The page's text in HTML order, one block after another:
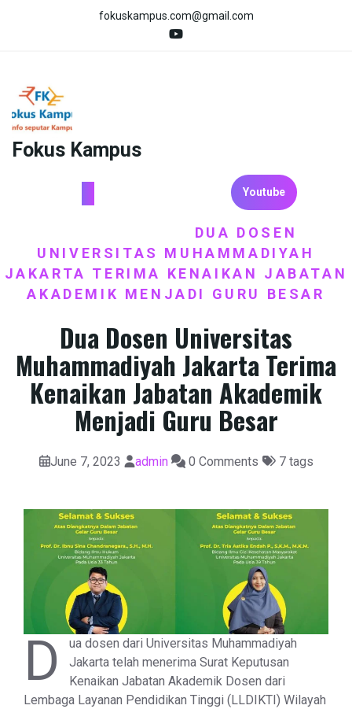
fokuskampus.com@gmail.com
Fokus Kampus
Youtube
DUA DOSEN
UNIVERSITAS MUHAMMADIYAH
JAKARTA TERIMA KENAIKAN JABATAN
AKADEMIK MENJADI GURU BESAR
Dua Dosen Universitas
Muhammadiyah Jakarta Terima
Kenaikan Jabatan Akademik
Menjadi Guru Besar
June 7, 2023 admin 0 Comments 7 tags
D
ua dosen dari Universitas Muhammadiyah
Jakarta telah menerima Surat Keputusan
Kenaikan Jabatan Akademik Dosen dari
Lembaga Layanan Pendidikan Tinggi (LLDIKTI) Wilayah